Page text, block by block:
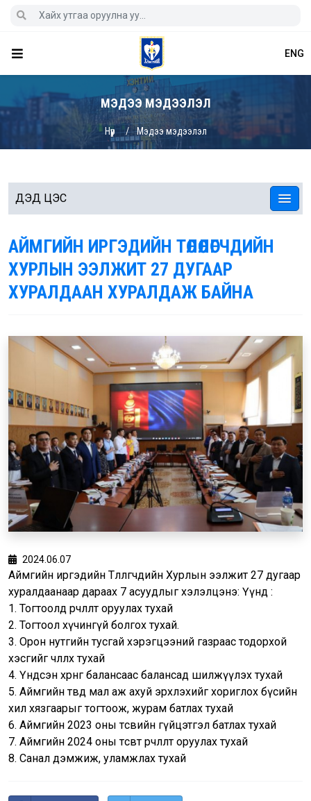
ENG
МЭДЭЭ МЭДЭЭЛЭЛ
Нүүр Мэдээ мэдээлэл
ДЭД ЦЭС
АЙМГИЙН ИРГЭДИЙН ТӨЛӨӨЛӨГЧДИЙН
ХУРЛЫН ЭЭЛЖИТ 27 ДУГААР
ХУРАЛДААН ХУРАЛДАЖ БАЙНА
2024.06.07
Аймгийн иргэдийн Төлөөлөгчдийн Хурлын ээлжит 27 дугаар
хуралдаанаар дараах 7 асуудлыг хэлэлцэнэ: Үүнд :
1. Тогтоолд өөрчлөлт оруулах тухай
2. Тогтоол хүчингүй болгох тухай.
3. Орон нутгийн тусгай хэрэгцээний газраас тодорхой
хэсгийг чөлөөлөх тухай
4. Үндсэн хөрөнгө балансаас балансад шилжүүлэх тухай
5. Аймгийн төвд мал аж ахуй эрхлэхийг хориглох бүсийн
хил хязгаарыг тогтоож, журам батлах тухай
6. Аймгийн 2023 оны төсвийн гүйцэтгэл батлах тухай
7. Аймгийн 2024 оны төсөвт өөрчлөлт оруулах тухай
8. Санал дэмжиж, уламжлах тухай